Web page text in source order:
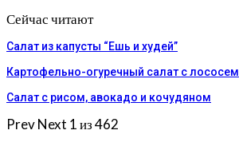
Сейчас читают
Салат из капусты “Ешь и худей”
Картофельно-огуречный салат с лососем
Салат с рисом, авокадо и кочудяном
PrevNext 1 из 462